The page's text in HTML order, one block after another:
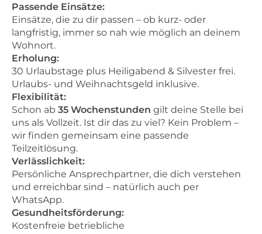
Passende Einsätze:
Einsätze, die zu dir passen – ob kurz- oder
langfristig, immer so nah wie möglich an deinem
Wohnort.
Erholung:
30 Urlaubstage plus Heiligabend & Silvester frei.
Urlaubs- und Weihnachtsgeld inklusive.
Flexibilität:
Schon ab 35 Wochenstunden gilt deine Stelle bei
uns als Vollzeit. Ist dir das zu viel? Kein Problem –
wir finden gemeinsam eine passende
Teilzeitlösung.
Verlässlichkeit:
Persönliche Ansprechpartner, die dich verstehen
und erreichbar sind – natürlich auch per
WhatsApp.
Gesundheitsförderung:
Kostenfreie betriebliche